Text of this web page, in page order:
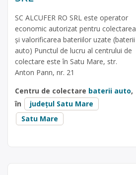
SC ALCUFER RO SRL este operator
economic autorizat pentru colectarea
și valorificarea bateriilor uzate (baterii
auto) Punctul de lucru al centrului de
colectare este în Satu Mare, str.
Anton Pann, nr. 21
Centru de colectare baterii auto,
în
județul Satu Mare
Satu Mare